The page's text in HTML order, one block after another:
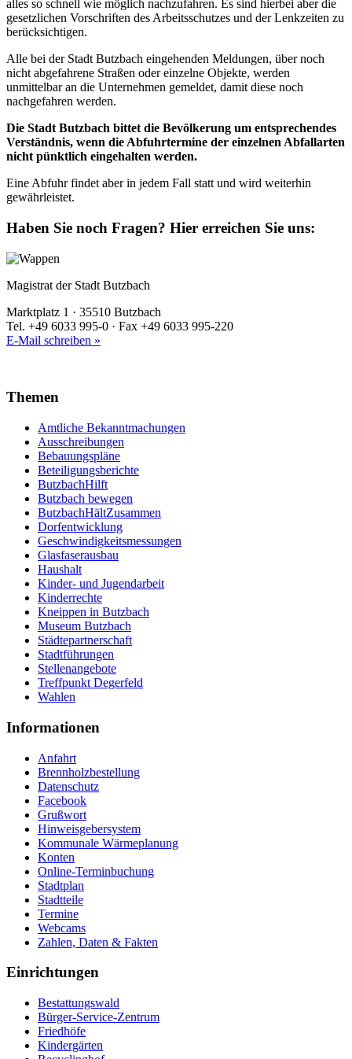
alles so schnell wie möglich nachzufahren. Es sind hierbei aber die
gesetzlichen Vorschriften des Arbeitsschutzes und der Lenkzeiten zu
berücksichtigen.
Alle bei der Stadt Butzbach eingehenden Meldungen, über noch
nicht abgefahrene Straßen oder einzelne Objekte, werden
unmittelbar an die Unternehmen gemeldet, damit diese noch
nachgefahren werden.
Die Stadt Butzbach bittet die Bevölkerung um entsprechendes
Verständnis, wenn die Abfuhrtermine der einzelnen Abfallarten
nicht pünktlich eingehalten werden.
Eine Abfuhr findet aber in jedem Fall statt und wird weiterhin
gewährleistet.
Haben Sie noch Fragen? Hier erreichen Sie uns:
Magistrat der Stadt Butzbach
Marktplatz 1 · 35510 Butzbach
Tel. +49 6033 995-0 · Fax +49 6033 995-220
E-Mail schreiben »
Themen
Amtliche Bekanntmachungen
Ausschreibungen
Bebauungspläne
Beteiligungsberichte
ButzbachHilft
Butzbach bewegen
ButzbachHältZusammen
Dorfentwicklung
Geschwindigkeitsmessungen
Glasfaserausbau
Haushalt
Kinder- und Jugendarbeit
Kinderrechte
Kneippen in Butzbach
Museum Butzbach
Städtepartnerschaft
Stadtführungen
Stellenangebote
Treffpunkt Degerfeld
Wahlen
Informationen
Anfahrt
Brennholzbestellung
Datenschutz
Facebook
Grußwort
Hinweisgebersystem
Kommunale Wärmeplanung
Konten
Online-Terminbuchung
Stadtplan
Stadtteile
Termine
Webcams
Zahlen, Daten & Fakten
Einrichtungen
Bestattungswald
Bürger-Service-Zentrum
Friedhöfe
Kindergärten